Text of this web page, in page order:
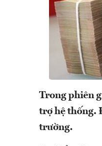
Trong phiên
trợ hệ thống.
trường.